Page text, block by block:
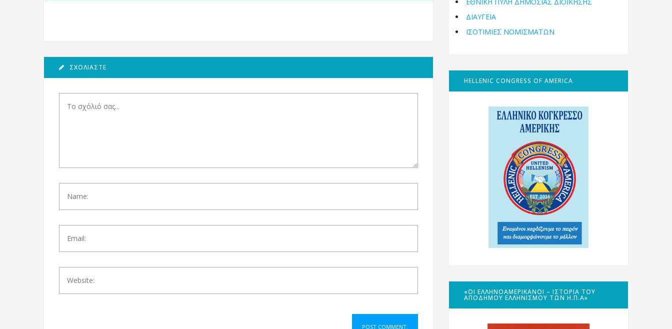
ΣΧΟΛΙΆΣΤΕ
ΔΙΑΥΓΕΙΑ
ΙΣΟΤΙΜΙΕΣ ΝΟΜΙΣΜΑΤΩΝ
HELLENIC CONGRESS OF AMERICA
«ΟΙ ΕΛΛΗΝΟΑΜΕΡΙΚΑΝΟΊ – ΙΣΤΟΡΊΑ ΤΟΥ
ΑΠΌΔΗΜΟΥ ΕΛΛΗΝΙΣΜΟΎ ΤΩΝ Η.Π.Α»